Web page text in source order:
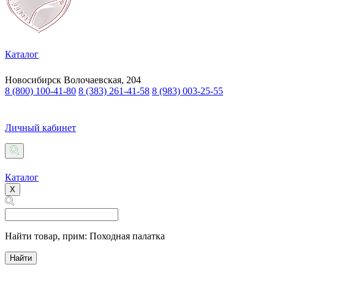
Каталог
Новосибирск Волочаевская, 204
8 (800) 100-41-80 8 (383) 261-41-58 8 (983) 003-25-55
Личный кабинет
Каталог
X
Найти товар, прим: Походная палатка
Найти